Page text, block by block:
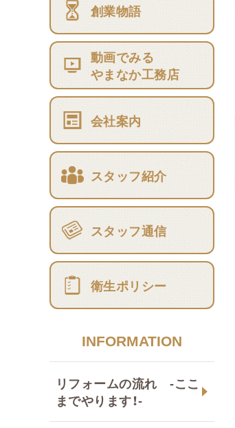
創業物語
動画でみる
やまなか工務店
会社案内
スタッフ紹介
スタッフ通信
衛生ポリシー
INFORMATION
リフォームの流れ -ここ
までやります！-